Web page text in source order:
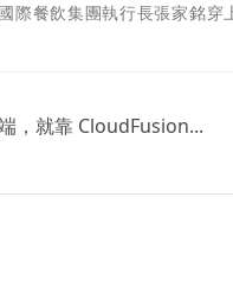
國際餐飲集團執行長張家銘
，就靠 CloudFusion...